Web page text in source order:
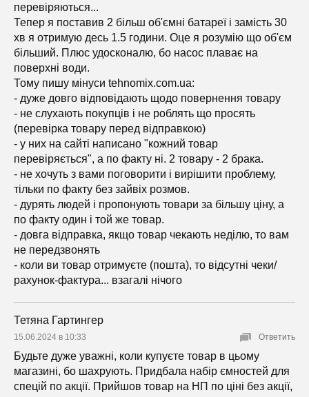
перевіряються...
Тепер я поставив 2 більш об'ємні батареї і замість 30
хв я отримую десь 1.5 години. Оце я розумію що об'єм
більший. Плюс удосконалю, бо насос плаває на
поверхні води.
Тому пишу мінуси tehnomix.com.ua:
- дуже довго відповідають щодо повернення товару
- не слухають покупців і не роблять що просять
(перевірка товару перед відправкою)
- у них на сайті написано "кожний товар
перевіряється", а по факту ні. 2 товару - 2 брака.
- не хочуть з вами поговорити і вирішити проблему,
тільки по факту без зайвіх розмов.
- дурять людей і пропонують товари за більшу ціну, а
по факту один і той же товар.
- довга відправка, якщо товар чекають неділю, то вам
не передзвонять
- коли ви товар отримуєте (пошта), то відсутні чеки/
рахунок-фактура... взагалі нічого
Тетяна Гартингер
15.06.2024 в 10:33
Будьте дуже уважні, коли купуєте товар в цьому
магазині, бо шахрують. Придбала набір ємностей для
спецій по акції. Прийшов товар на НП по ціні без акції,
Ответить